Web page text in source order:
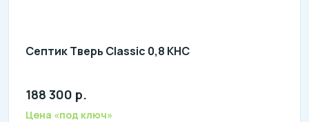
Септик Тверь Classic 0,8 КНС
Количество человек: 2-4
литров в сутки: 800
188 300 р.
Цена «под ключ»